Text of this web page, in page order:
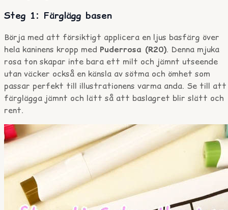
Steg 1: Färglägg basen
Börja med att försiktigt applicera en ljus basfärg över
hela kaninens kropp med Puderrosa (R20). Denna mjuka
rosa ton skapar inte bara ett milt och jämnt utseende
utan väcker också en känsla av sötma och ömhet som
passar perfekt till illustrationens varma anda. Se till att
färglägga jämnt och lätt så att baslagret blir slätt och
rent.